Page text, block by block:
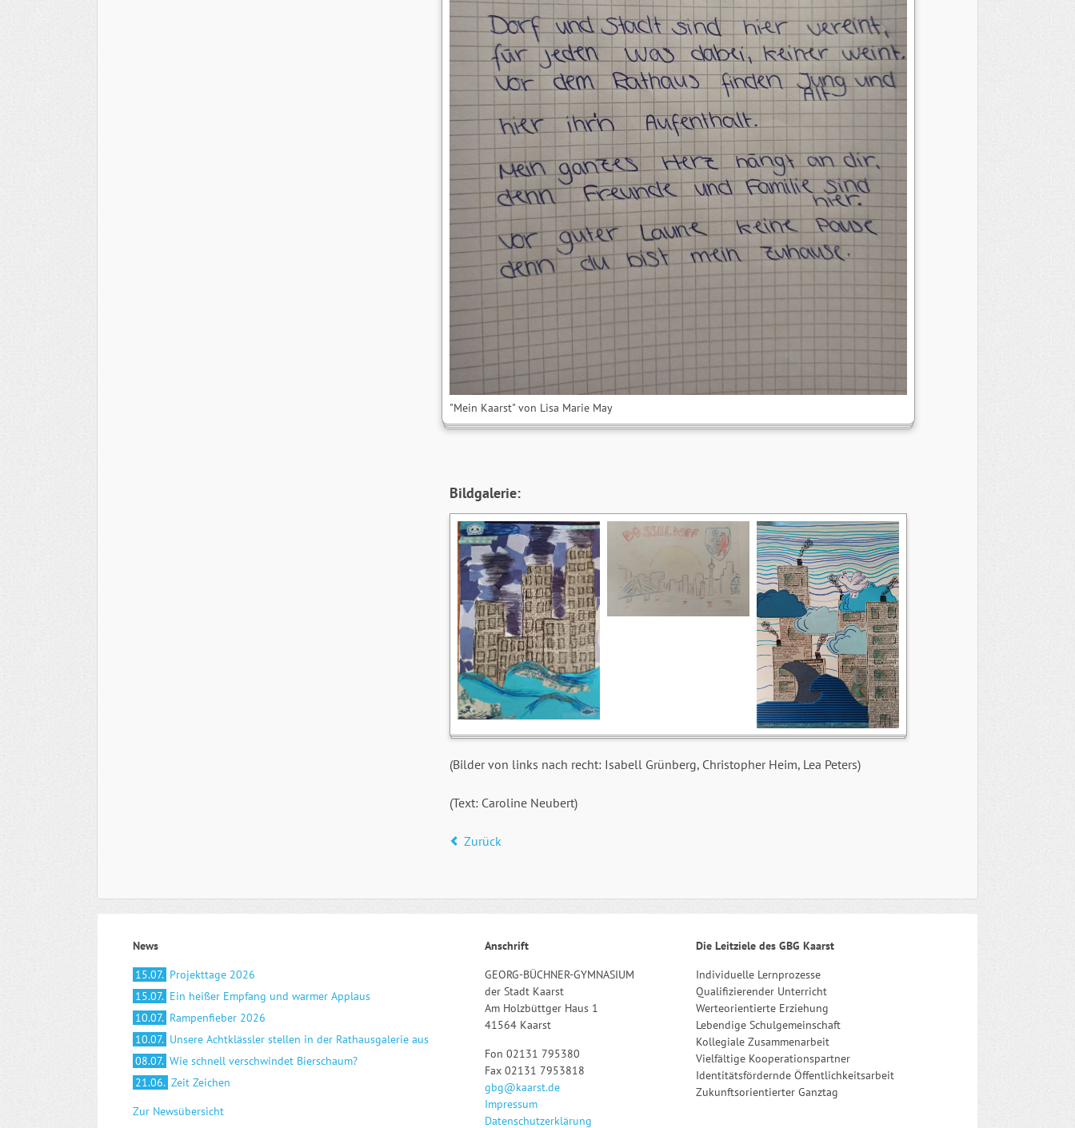
"Mein Kaarst" von Lisa Marie May
Bildgalerie:
(Bilder von links nach recht: Isabell Grünberg, Christopher Heim, Lea Peters)
(Text: Caroline Neubert)
Zurück
News
15.07. Projekttage 2026
15.07. Ein heißer Empfang und warmer Applaus
10.07. Rampenfieber 2026
10.07. Unsere Achtklässler stellen in der Rathausgalerie aus
08.07. Wie schnell verschwindet Bierschaum?
21.06. Zeit Zeichen
Zur Newsübersicht
Anschrift
GEORG-BÜCHNER-GYMNASIUM
der Stadt Kaarst
Am Holzbüttger Haus 1
41564 Kaarst
Fon 02131 795380
Fax 02131 7953818
gbg@kaarst.de
Impressum
Datenschutzerklärung
Die Leitziele des GBG Kaarst
Individuelle Lernprozesse
Qualifizierender Unterricht
Werteorientierte Erziehung
Lebendige Schulgemeinschaft
Kollegiale Zusammenarbeit
Vielfältige Kooperationspartner
Identitätsfördernde Öffentlichkeitsarbeit
Zukunftsorientierter Ganztag